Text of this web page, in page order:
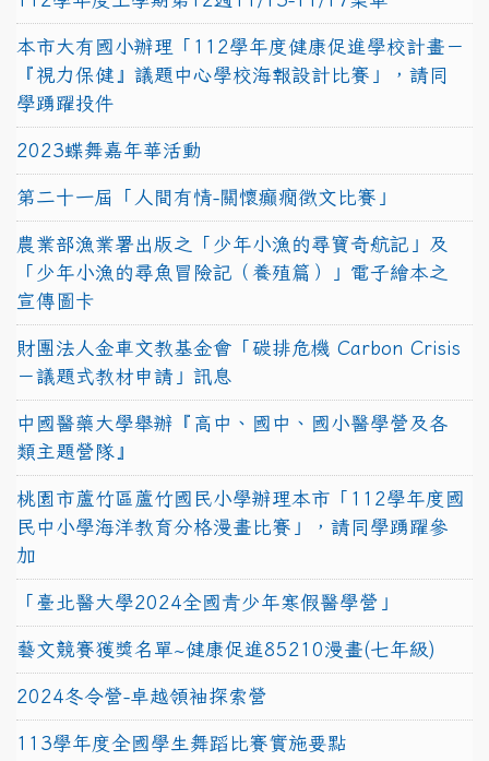
本市大有國小辦理「112學年度健康促進學校計畫－
『視力保健』議題中心學校海報設計比賽」，請同
學踴躍投件
2023蝶舞嘉年華活動
第二十一屆「人間有情-關懷癲癇徵文比賽」
農業部漁業署出版之「少年小漁的尋寶奇航記」及
「少年小漁的尋魚冒險記（養殖篇）」電子繪本之
宣傳圖卡
財團法人金車文教基金會「碳排危機 Carbon Crisis
－議題式教材申請」訊息
中國醫藥大學舉辦『高中、國中、國小醫學營及各
類主題營隊』
桃園市蘆竹區蘆竹國民小學辦理本市「112學年度國
民中小學海洋教育分格漫畫比賽」，請同學踴躍參
加
「臺北醫大學2024全國青少年寒假醫學營」
藝文競賽獲獎名單~健康促進85210漫畫(七年級)
2024冬令營-卓越領袖探索營
113學年度全國學生舞蹈比賽實施要點